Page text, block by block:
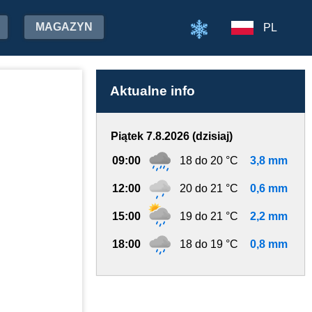
MAGAZYN PL
Aktualne info
Piątek 7.8.2026 (dzisiaj)
09:00 18 do 20 °C 3,8 mm
12:00 20 do 21 °C 0,6 mm
15:00 19 do 21 °C 2,2 mm
18:00 18 do 19 °C 0,8 mm